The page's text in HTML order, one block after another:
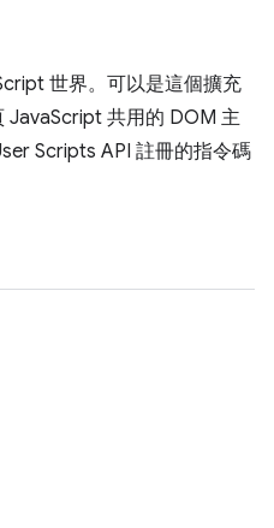
世界。可以是這個擴充
JavaScript 共用的 DOM 主
Scripts API 註冊的指令碼